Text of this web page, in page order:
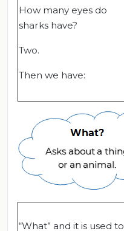
How many eyes do
sharks have?
Two.
Then we have:
“What” and it is used to